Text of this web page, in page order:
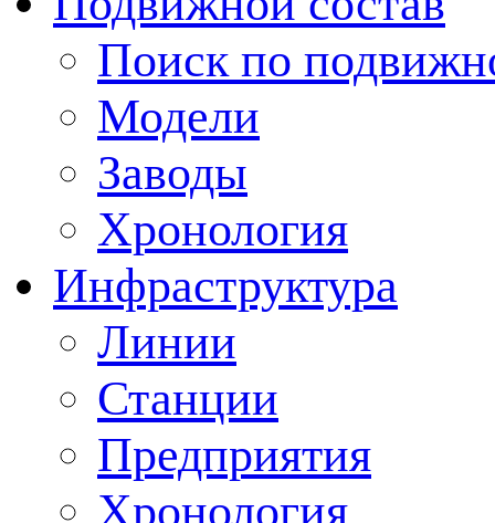
Поиск по
Модели
Заводы
Хронология
Инфраструктура
Линии
Станции
Предприятия
Хронология